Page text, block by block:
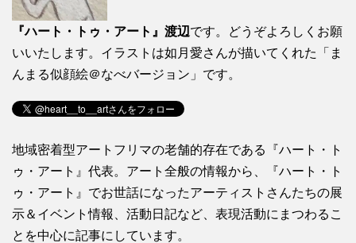
『ハート・トゥ・アート』渡辺です。どうぞよろしくお願
いいたします。イラストは如月愛さんが描いてくれた「ま
んまる似顔絵＠なべバージョン」です。
地域密着型アートフリマの老舗的存在である『ハート・ト
ゥ・アート』代表。アート全般の情報から、『ハート・ト
ゥ・アート』でお世話になったアーティストさんたちの展
示＆イベント情報、活動日記など、表現活動にまつわるこ
とを中心に記事にしています。